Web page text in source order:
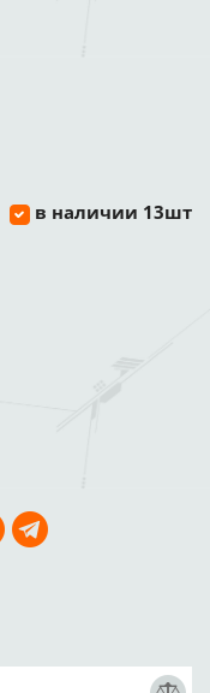
в наличии 13шт